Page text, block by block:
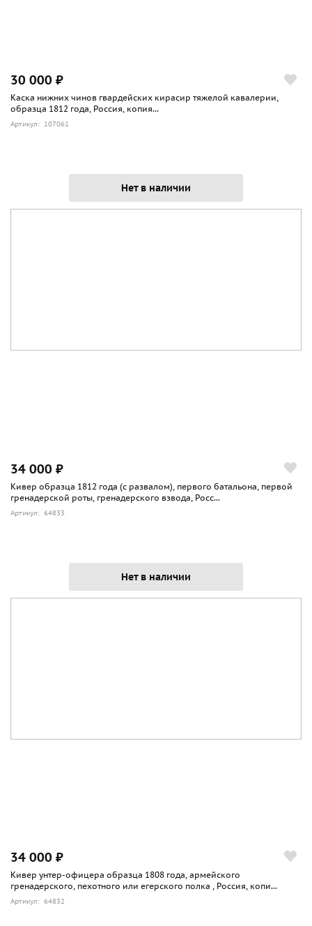
30 000 ₽
Каска нижних чинов гвардейских кирасир тяжелой кавалерии,
образца 1812 года, Россия, копия...
Артикул: 107061
Нет в наличии
34 000 ₽
Кивер образца 1812 года (с развалом), первого батальона, первой
гренадерской роты, гренадерского взвода, Росс...
Артикул: 64833
Нет в наличии
34 000 ₽
Кивер унтер-офицера образца 1808 года, армейского
гренадерского, пехотного или егерского полка , Россия, копи...
Артикул: 64832